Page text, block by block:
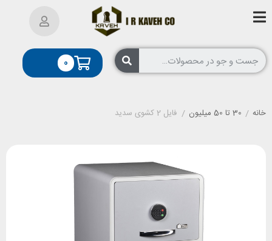
0
خانه / 30 تا 50 میلیون / فایل 2 کشوی سدید